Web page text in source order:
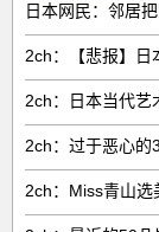
日本网民：邻居
2ch：日本当代艺
2ch：过于恶心的
2ch：Miss青山选